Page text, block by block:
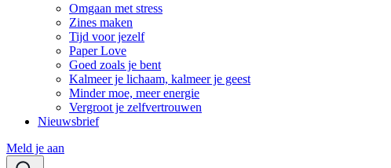
Omgaan met stress
Zines maken
Tijd voor jezelf
Paper Love
Goed zoals je bent
Kalmeer je lichaam, kalmeer je geest
Minder moe, meer energie
Vergroot je zelfvertrouwen
Nieuwsbrief
Meld je aan